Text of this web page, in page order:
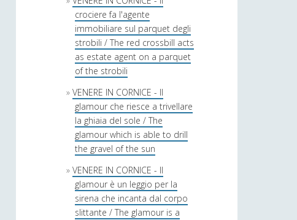
crociere fa l'agente
immobiliare sul parquet degli
strobili / The red crossbill acts
as estate agent on a parquet
of the strobili
VENERE IN CORNICE - Il
glamour che riesce a trivellare
la ghiaia del sole / The
glamour which is able to drill
the gravel of the sun
VENERE IN CORNICE - Il
glamour è un leggio per la
sirena che incanta dal corpo
slittante / The glamour is a